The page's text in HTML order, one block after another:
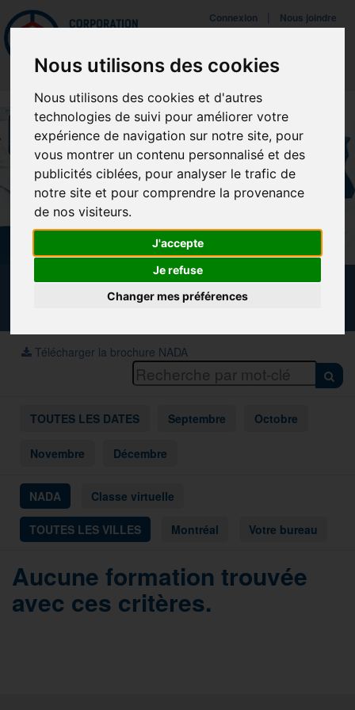
Nous utilisons des cookies
Nous utilisons des cookies et d'autres
technologies de suivi pour améliorer votre
expérience de navigation sur notre site, pour
vous montrer un contenu personnalisé et des
publicités ciblées, pour analyser le trafic de
notre site et pour comprendre la provenance
de nos visiteurs.
J'accepte
Je refuse
Changer mes préférences
Mettreà jour vos préférences de témoins
Connexion Nous joindre
CALENDRIER DES FORMATIONS
Télécharger la brochure NADA
TOUTES LES DATES Septembre Octobre
Novembre Décembre
NADA Classe virtuelle
TOUTES LES VILLES Montréal Votre bureau
Aucune formation trouvée
avec ces critères.